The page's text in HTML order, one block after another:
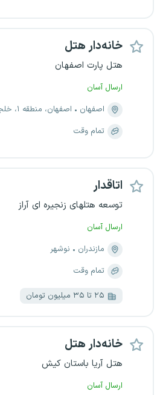
خانه‌دار هتل
هتل پارت اصفهان
ارسال آسان
اصفهان
اصفهان، منطقه ۱، خلجا
تمام وقت
اتاقدار
توسعه هتلهای زنجیره ای آراز
ارسال آسان
مازندران
نوشهر
تمام وقت
۲۵ تا ۳۵ میلیون تومان
خانه‌دار هتل
هتل آریا باستان کیش
ارسال آسان